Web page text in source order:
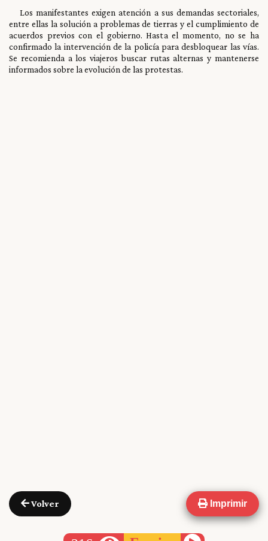
Imprimir
Volver
Los manifestantes exigen atención a sus demandas sectoriales,
entre ellas la solución a problemas de tierras y el cumplimiento de
acuerdos previos con el gobierno. Hasta el momento, no se ha
confirmado la intervención de la policía para desbloquear las vías.
Se recomienda a los viajeros buscar rutas alternas y mantenerse
informados sobre la evolución de las protestas.